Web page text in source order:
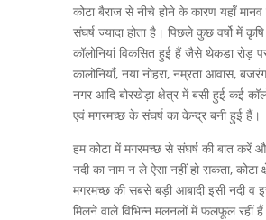
कोटा बैराज से नीचे होने के कारण यहाँ
संघर्ष ज्यादा होता है। पिछले कुछ वर्षो में
कॉलोनियां विकसित हुई हैं जैसे थेकडा रोड़
कालोनियाँ, नया नोहरा, नम्रता आवास,
नगर आदि बोरखेड़ा क्षेत्र में बसी हुई कई
एवं मगरमच्छ के संघर्ष का केन्द्र बनी हुई हैं।
हम कोटा में मगरमच्छ से संघर्ष की बात करें
नदी का नाम न ले ऐसा नहीं हो सकता, कोटा
मगरमच्छ की सबसे बड़ी आबादी इसी नदी
मिलने वाले विभिन्न मलनलों में फलफूल रहीं